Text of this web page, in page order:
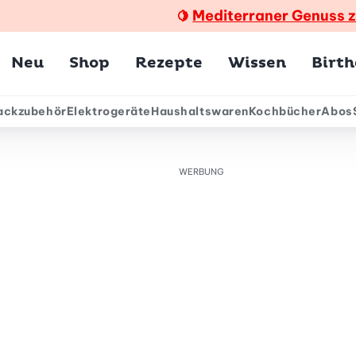
🍋 Mediterraner Genuss
Neu Shop Rezepte Wissen
ElektrogeräteHaushaltswarenKochbücherAbos
WERBUNG